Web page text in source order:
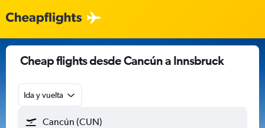
Cheap flights desde Cancún a Innsbruck
Ida y vuelta
Cancún (CUN)